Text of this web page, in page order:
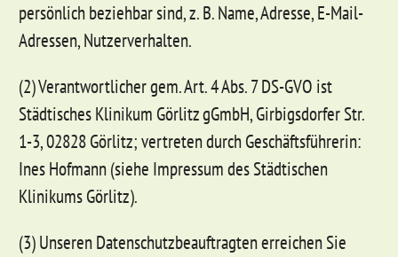
persönlich beziehbar sind, z. B. Name, Adresse, E-Mail-
Adressen, Nutzerverhalten.
(2) Verantwortlicher gem. Art. 4 Abs. 7 DS-GVO ist
Städtisches Klinikum Görlitz gGmbH, Girbigsdorfer Str.
1-3, 02828 Görlitz; vertreten durch Geschäftsführerin:
Ines Hofmann (siehe Impressum des Städtischen
Klinikums Görlitz).
(3) Unseren Datenschutzbeauftragten erreichen Sie